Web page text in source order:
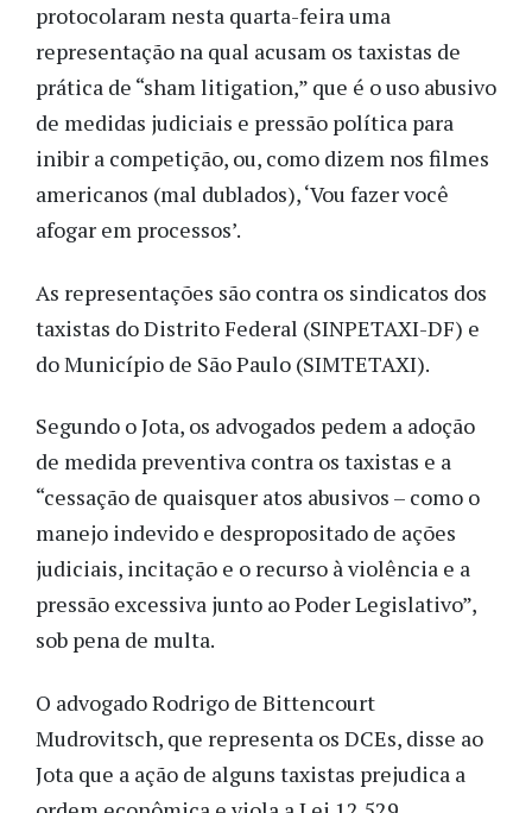
protocolaram nesta quarta-feira uma
representação na qual acusam os taxistas de
prática de “sham litigation,” que é o uso abusivo
de medidas judiciais e pressão política para
inibir a competição, ou, como dizem nos filmes
americanos (mal dublados), ‘Vou fazer você
afogar em processos’.
As representações são contra os sindicatos dos
taxistas do Distrito Federal (SINPETAXI-DF) e
do Município de São Paulo (SIMTETAXI).
Segundo o Jota, os advogados pedem a adoção
de medida preventiva contra os taxistas e a
“cessação de quaisquer atos abusivos – como o
manejo indevido e despropositado de ações
judiciais, incitação e o recurso à violência e a
pressão excessiva junto ao Poder Legislativo”,
sob pena de multa.
O advogado Rodrigo de Bittencourt
Mudrovitsch, que representa os DCEs, disse ao
Jota que a ação de alguns taxistas prejudica a